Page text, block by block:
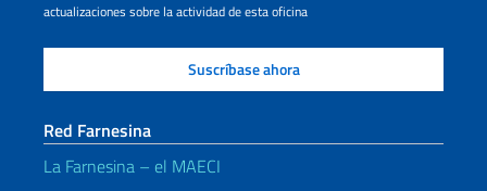
actualizaciones sobre la actividad de esta oficina
Red Farnesina
La Farnesina – el MAECI